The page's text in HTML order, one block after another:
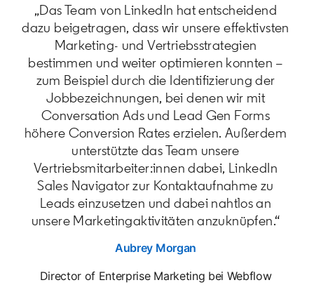
„Das Team von LinkedIn hat entscheidend
dazu beigetragen, dass wir unsere effektivsten
Marketing- und Vertriebsstrategien
bestimmen und weiter optimieren konnten –
zum Beispiel durch die Identifizierung der
Jobbezeichnungen, bei denen wir mit
Conversation Ads und Lead Gen Forms
höhere Conversion Rates erzielen. Außerdem
unterstützte das Team unsere
Vertriebsmitarbeiter:innen dabei, LinkedIn
Sales Navigator zur Kontaktaufnahme zu
Leads einzusetzen und dabei nahtlos an
unsere Marketingaktivitäten anzuknüpfen.“
Aubrey Morgan
Director of Enterprise Marketing bei Webflow